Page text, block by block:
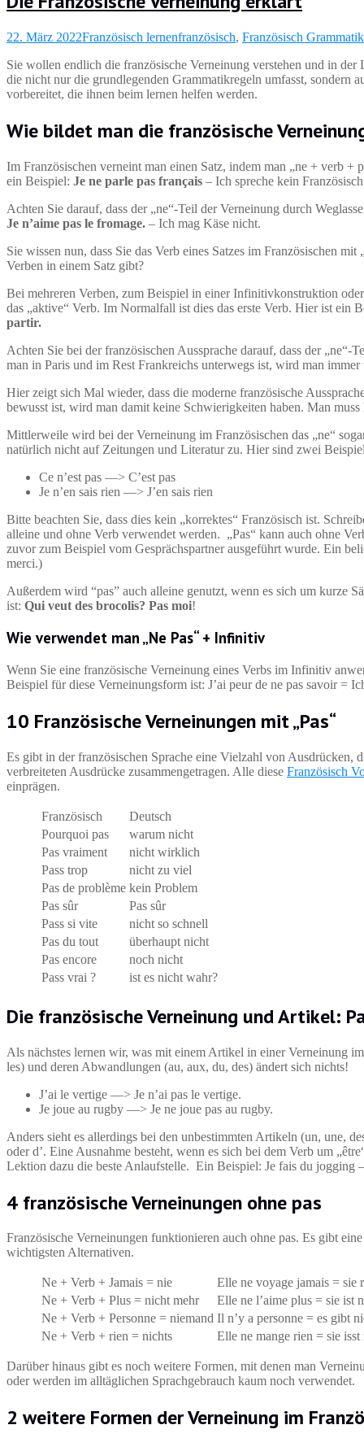
22. März 2022Französisch lernenfranzösisch, Französisch Grammatik
Sie wollen endlich die französische Verneinung verstehen und in
die nicht nur die grundlegenden Grammatikregeln umfasst, sondern
vorbereitet, die ihnen beim lernen helfen werden.
Wie bildet man die französische
Im Französischen verneint man einen Satz, indem man „ne + verb
ein Beispiel: Je ne parle pas français – Ich spreche kein
Achten Sie darauf, dass der „ne“-Teil der Verneinung durch
Je n’aime pas le fromage. – Ich mag Käse nicht.
Sie wissen nun, dass Sie das Verb eines Satzes im Französischen
Verben in einem Satz gibt?
Bei mehreren Verben, zum Beispiel in einer Infinitivkonstruktion
das „aktive“ Verb. Im Normalfall ist dies das erste Verb. Hier ist ein
partir.
Achten Sie bei der französischen Aussprache darauf, dass der
man in Paris und im Rest Frankreichs unterwegs ist, wird man
Hier zeigt sich Mal wieder, dass die moderne französische
bewusst ist, wird man damit keine Schwierigkeiten haben. Man
Mittlerweile wird bei der Verneinung im Französischen das „ne“
natürlich nicht auf Zeitungen und Literatur zu. Hier sind zwei
Ce n’est pas —> C’est pas
Je n’en sais rien —> J’en sais rien
Bitte beachten Sie, dass dies kein „korrektes“ Französisch ist.
alleine und ohne Verb verwendet werden. „Pas“ kann auch ohne
zuvor zum Beispiel vom Gesprächspartner ausgeführt wurde. Ein
merci.)
Außerdem wird “pas” auch alleine genutzt, wenn es sich um kurze
ist: Qui veut des brocolis? Pas moi!
Wie verwendet man „Ne Pas“ + Infinitiv
Wenn Sie eine französische Verneinung eines Verbs im Infinitiv
Beispiel für diese Verneinungsform ist: J’ai peur de ne pas savoir =
10 Französische Verneinungen mit „Pas“
Es gibt in der französischen Sprache eine Vielzahl von Ausdrücken,
verbreiteten Ausdrücke zusammengetragen. Alle diese Französisch
einprägen.
Französisch
Deutsch
Pourquoi pas
warum nicht
Pas vraiment
nicht wirklich
Pass trop
nicht zu viel
Pas de problème kein Problem
Pas sûr
Pas sûr
Pass si vite
nicht so schnell
Pas du tout
überhaupt nicht
Pas encore
noch nicht
Pass vrai ?
ist es nicht wahr?
Die französische Verneinung und Artikel:
Als nächstes lernen wir, was mit einem Artikel in einer Verneinung
les) und deren Abwandlungen (au, aux, du, des) ändert sich nichts!
J’ai le vertige —> Je n’ai pas le vertige.
Je joue au rugby —> Je ne joue pas au rugby.
Anders sieht es allerdings bei den unbestimmten Artikeln (un, une,
oder d’. Eine Ausnahme besteht, wenn es sich bei dem Verb um
Lektion dazu die beste Anlaufstelle. Ein Beispiel: Je fais du jogging
4 französische Verneinungen ohne pas
Französische Verneinungen funktionieren auch ohne pas. Es gibt
wichtigsten Alternativen.
Ne + Verb + Jamais = nie
Elle ne voyage jamais = sie
Ne + Verb + Plus = nicht mehr
Elle ne l’aime plus = sie ist
Ne + Verb + Personne = niemand Il n’y a personne = es gibt
Ne + Verb + rien = nichts
Elle ne mange rien = sie isst
Darüber hinaus gibt es noch weitere Formen, mit denen man
oder werden im alltäglichen Sprachgebrauch kaum noch verwendet.
2 weitere Formen der Verneinung im